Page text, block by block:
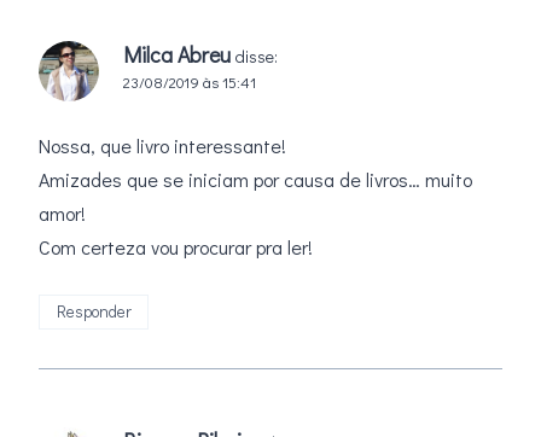
Milca Abreu disse:
23/08/2019 às 15:41
Nossa, que livro interessante!
Amizades que se iniciam por causa de livros… muito
amor!
Com certeza vou procurar pra ler!
Responder